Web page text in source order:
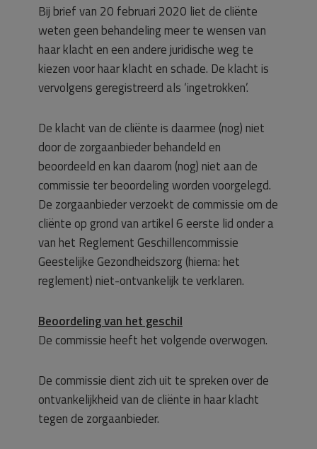
Bij brief van 20 februari 2020 liet de cliënte
weten geen behandeling meer te wensen van
haar klacht en een andere juridische weg te
kiezen voor haar klacht en schade. De klacht is
vervolgens geregistreerd als ‘ingetrokken’.
De klacht van de cliënte is daarmee (nog) niet
door de zorgaanbieder behandeld en
beoordeeld en kan daarom (nog) niet aan de
commissie ter beoordeling worden voorgelegd.
De zorgaanbieder verzoekt de commissie om de
cliënte op grond van artikel 6 eerste lid onder a
van het Reglement Geschillencommissie
Geestelijke Gezondheidszorg (hierna: het
reglement) niet-ontvankelijk te verklaren.
Beoordeling van het geschil
De commissie heeft het volgende overwogen.
De commissie dient zich uit te spreken over de
ontvankelijkheid van de cliënte in haar klacht
tegen de zorgaanbieder.